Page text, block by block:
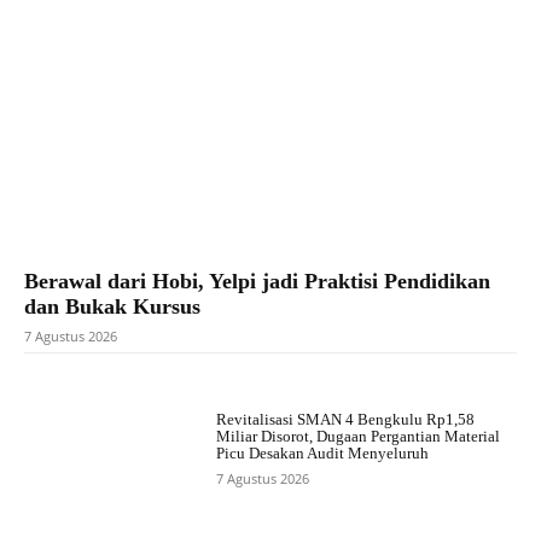
Berawal dari Hobi, Yelpi jadi Praktisi Pendidikan
dan Bukak Kursus
7 Agustus 2026
Revitalisasi SMAN 4 Bengkulu Rp1,58
Miliar Disorot, Dugaan Pergantian Material
Picu Desakan Audit Menyeluruh
7 Agustus 2026